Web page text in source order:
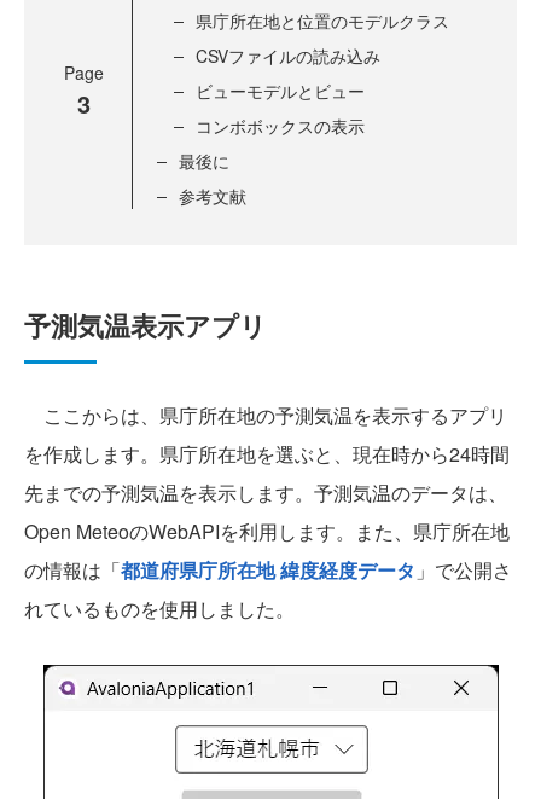
Page
3
県庁所在地と位置のモデルクラス
CSVファイルの読み込み
ビューモデルとビュー
コンボボックスの表示
最後に
参考文献
予測気温表示アプリ
ここからは、県庁所在地の予測気温を表示するアプリ
を作成します。県庁所在地を選ぶと、現在時から24時間
先までの予測気温を表示します。予測気温のデータは、
Open MeteoのWebAPIを利用します。また、県庁所在地
の情報は「都道府県庁所在地 緯度経度データ 」で公開さ
れているものを使用しました。